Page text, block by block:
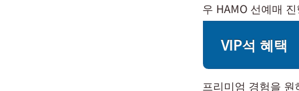
우 HAMO 선예매
VIP석 혜택
프리미엄 경험을